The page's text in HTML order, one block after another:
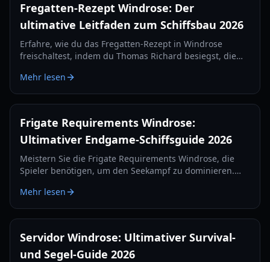
Fregatten-Rezept Windrose: Der
ultimative Leitfaden zum Schiffsbau 2026
Erfahre, wie du das Fregatten-Rezept in Windrose
freischaltest, indem du Thomas Richard besiegst, die
und Eisenbarren herstellst.
Mehr lesen
Frigate Requirements Windrose:
Ultimativer Endgame-Schiffsguide 2026
Meistern Sie die Frigate Requirements Windrose, die
Spieler benötigen, um den Seekampf zu dominieren.
Verteidigungsgegenstände und Taktiken für 2026.
Mehr lesen
Servidor Windrose: Ultimativer Survival-
und Segel-Guide 2026